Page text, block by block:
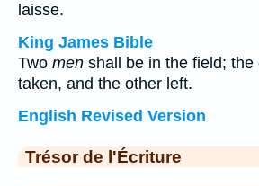
laisse.
King James Bible
Two men shall be in the field; the
taken, and the other left.
English Revised Version
Trésor de l'Écriture